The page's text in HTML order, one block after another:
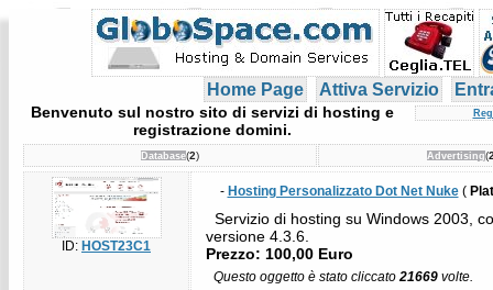
Home Page Attiva Servizio
Benvenuto sul nostro sito di servizi di hosting e
registrazione domini.
Database(2) Advertising(
ID: HOST23C1
- Hosting Personalizzato Dot Net Nuke(
Servizio di hosting su Windows 2003,
versione 4.3.6.
Prezzo: 100,00 Euro
Questo oggetto è stato cliccato21669volte.